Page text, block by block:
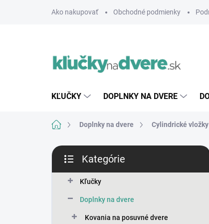
Ako nakupovať Obchodné podmienky
KĽUČKY DOPLNKY NA DVERE
DomovDoplnky na dvere Cylindrické vložky
B
č
kategórie
Kategórie
Kľučky
Doplnky na dvere
Kovania na posuvné dvere